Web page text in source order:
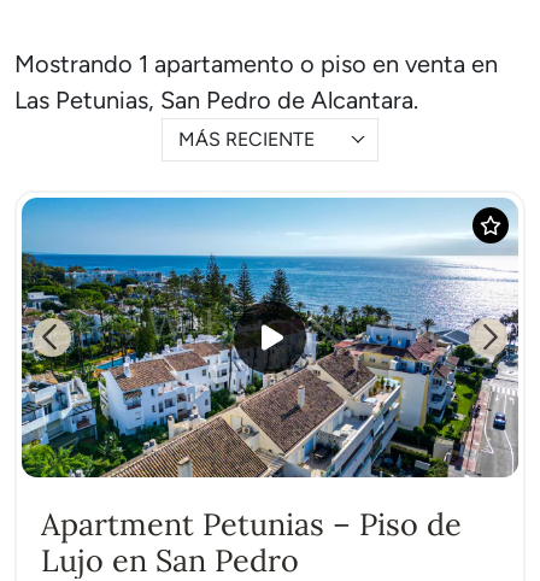
Mostrando 1 apartamento o piso en venta en
Las Petunias, San Pedro de Alcantara.
MÁS RECIENTE
Previous Next
Apartment Petunias – Piso de
Lujo en San Pedro